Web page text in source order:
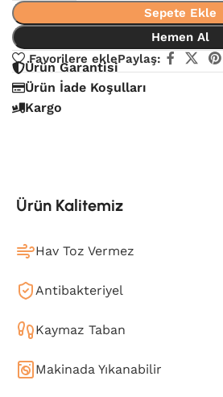
Sepete Ekle
Hemen Al
Favorilere eklePaylaş:
Ürün Garantisi
Ürün İade Koşulları
Kargo
Ürün Kalitemiz
Hav Toz Vermez
Antibakteriyel
Kaymaz Taban
Makinada Yıkanabilir